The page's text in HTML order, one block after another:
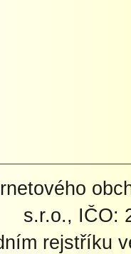
s.r.o., IČO:
rejstříku